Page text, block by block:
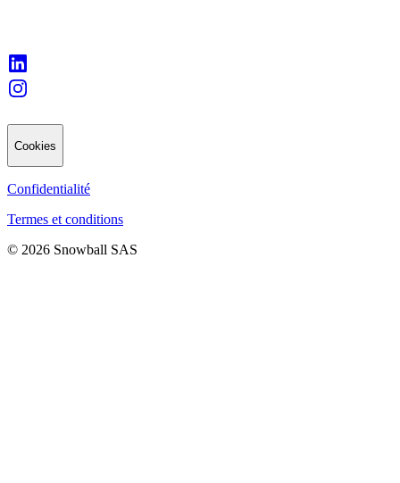
Cookies
Confidentialité
Termes et conditions
© 2026 Snowball SAS